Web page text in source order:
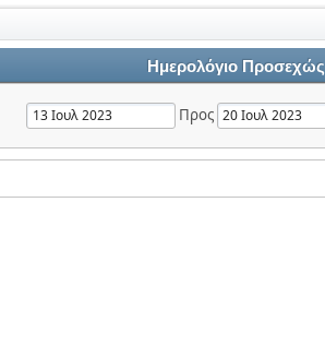
Ημερολόγιο Προσεχώς
Προς